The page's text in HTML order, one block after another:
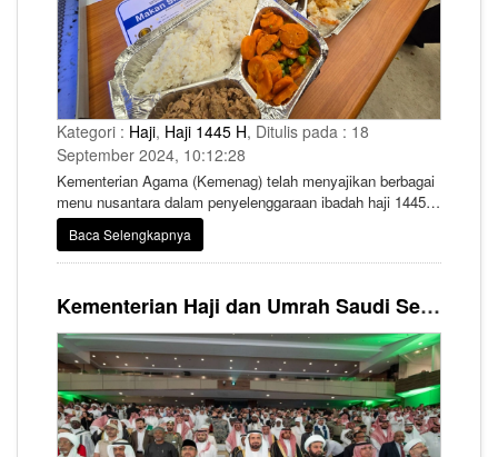
Kategori : Haji, Haji 1445 H, Ditulis pada : 18
September 2024, 10:12:28
Kementerian Agama (Kemenag) telah menyajikan berbagai
menu nusantara dalam penyelenggaraan ibadah haji 1445
H/2024 M. Direktur Pelayanan Haji Luar Negeri (Diryanlu)
Ditjen Penyelenggaraan Haji dan Umrah (PHU) Kemenag
Subhan Cholid mengatakan penyusunan menu ini juga
bahan baku makanan di Arab Saudi.
Baca Selengkapnya
Kementerian Haji dan Umrah Saudi Selenggarakan Upacara Penutupan Perhelatan Haji 1445 Hijriyah